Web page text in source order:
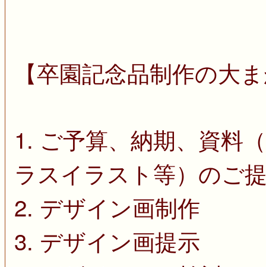
【卒園記念品制作の大
1. ご予算、納期、資料
ラスイラスト等）のご
2. デザイン画制作
3. デザイン画提示